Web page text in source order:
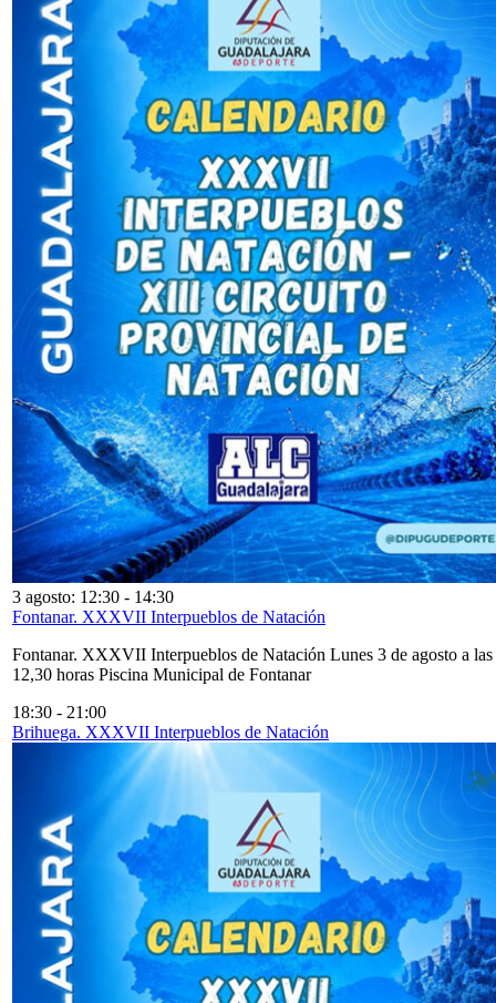
3 agosto: 12:30 - 14:30
Fontanar. XXXVII Interpueblos de Natación
Fontanar. XXXVII Interpueblos de Natación Lunes 3 de agosto a las
12,30 horas Piscina Municipal de Fontanar
18:30 - 21:00
Brihuega. XXXVII Interpueblos de Natación